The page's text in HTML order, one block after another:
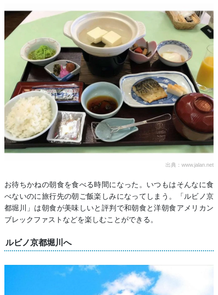
出典：www.jalan.net
お待ちかねの朝食を食べる時間になった。いつもはそんなに食
べないのに旅行先の朝ご飯楽しみになってしまう。「ルビノ京
都堀川」は朝食が美味しいと評判で和朝食と洋朝食アメリカン
ブレックファストなどを楽しむことができる。
ルビノ京都堀川へ